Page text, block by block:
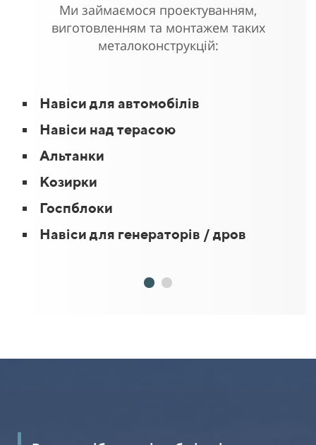
Ми займаємося проектуванням,
виготовленням та монтажем таких
металоконструкцій:
Навіси для автомобілів
Навіси над терасою
Альтанки
Козирки
Госпблоки
Навіси для генераторів / дров